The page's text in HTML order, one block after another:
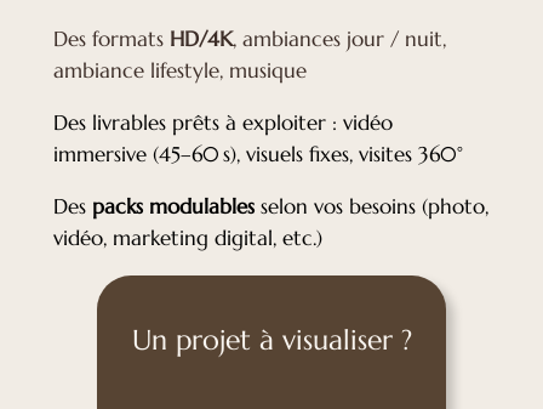
Des formats HD/4K, ambiances jour / nuit,
ambiance lifestyle, musique
Des livrables prêts à exploiter : vidéo
immersive (45–60 s), visuels fixes, visites 360°
Des packs modulablesselon vos besoins (photo,
vidéo, marketing digital, etc.)
Un projet à visualiser ?